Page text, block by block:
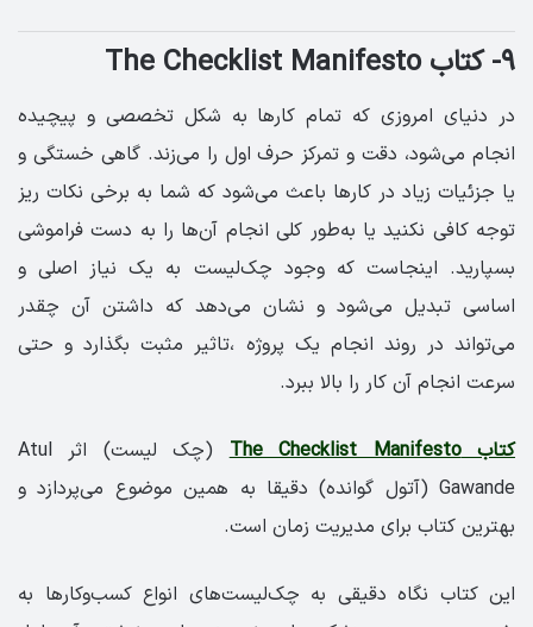
۹- کتاب The Checklist Manifesto
در دنیای امروزی که تمام کارها به شکل تخصصی و پیچیده
انجام می‌شود، دقت و تمرکز حرف اول را می‌زند. گاهی خستگی و
یا جزئیات زیاد در کارها باعث می‌شود که شما به برخی نکات ریز
توجه کافی نکنید یا به‌طور کلی انجام آن‌ها را به دست فراموشی
بسپارید. اینجاست که وجود چک‌لیست به یک نیاز اصلی و
اساسی تبدیل می‌شود و نشان می‌دهد که داشتن آن چقدر
می‌تواند در روند انجام یک پروژه ،تاثیر مثبت بگذارد و حتی
سرعت انجام آن کار را بالا ببرد.
کتاب The Checklist Manifesto
(چک لیست) اثر Atul
Gawande (آتول گوانده) دقیقا به همین موضوع می‌پردازد و
بهترین کتاب برای مدیریت زمان است.
این کتاب نگاه دقیقی به چک‌لیست‌های انواع کسب‌وکارها به